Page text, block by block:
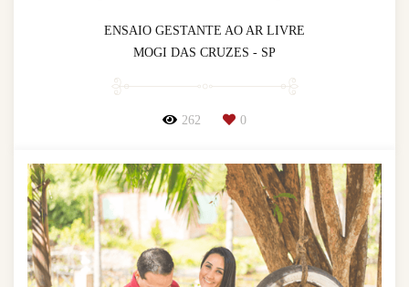
ENSAIO GESTANTE AO AR LIVRE
MOGI DAS CRUZES - SP
262 0